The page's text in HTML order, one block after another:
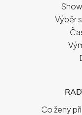
Výběr
Co ženy